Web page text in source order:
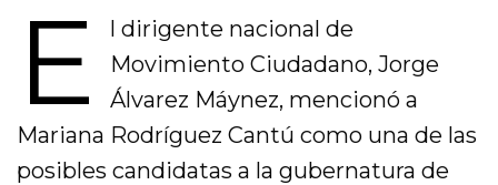
E
l dirigente nacional de
Movimiento Ciudadano, Jorge
Álvarez Máynez, mencionó a
Mariana Rodríguez Cantú como una de las
posibles candidatas a la gubernatura de